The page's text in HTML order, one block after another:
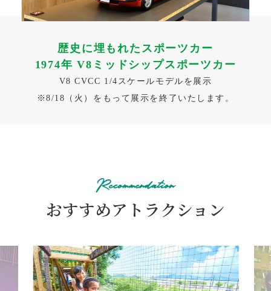
歴史に埋もれたスポーツカー
1974年 V8ミッドシップスポーツカー
V8 CVCC 1/4スケールモデルを展示
※8/18（火）をもって展示を終了いたします。
Recommendation
おすすめアトラクション